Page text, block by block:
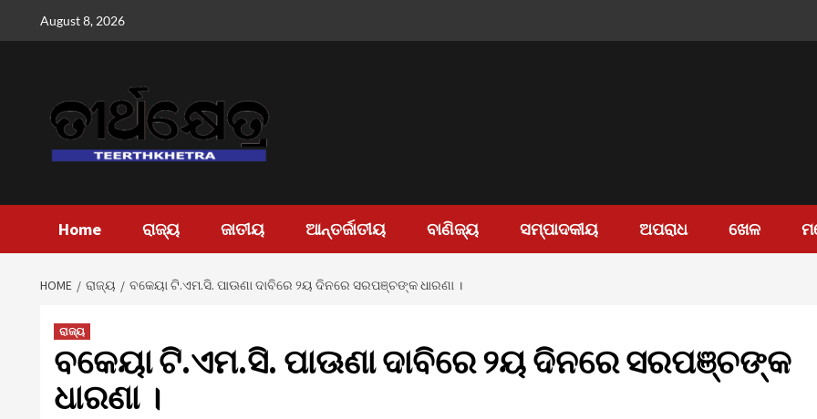
August 8, 2026
Home ରାଜ୍ୟ ଜାତୀୟ ଆନ୍ତର୍ଜାତୀୟ ବାଣିଜ୍ୟ ସମ୍ପାଦକୀୟ ଅପରାଧ ଖେଳ
HOME ରାଜ୍ୟ ବକେୟା ଟି.ଏମ.ସି. ପାଊଣା ଦାବିରେ ୨ୟ ଦିନରେ ସରପଞ୍ଚଙ୍କ ଧାରଣା ।
ରାଜ୍ୟ
ବକେୟା ଟି.ଏମ.ସି. ପାଊଣା ଦାବିରେ ୨ୟ ଦିନରେ ସରପଞ୍ଚଙ୍କ
ଧାରଣା ।